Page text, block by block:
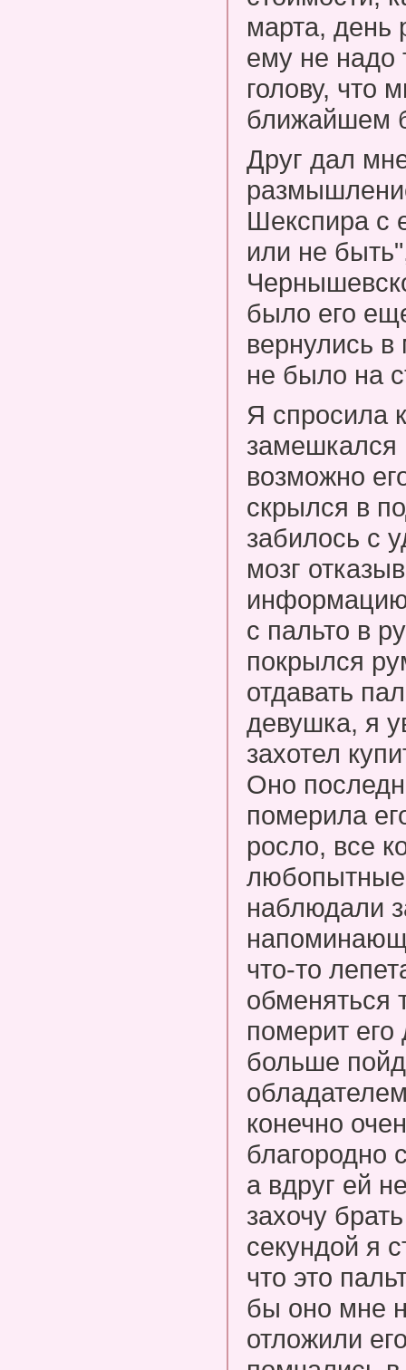
марта, день
ему не надо
голову, что
ближайшем
Друг дал
Шекспира с
или не
было его
вернулись в
не было на
Я спросила
замешкался
возможно
скрылся в
забилось с
мозг
с пальто в
покрылся
отдавать
девушка, я
захотел
Оно
померила
росло, все
любопытные
наблюдали
что-то
обменяться
померит
больше
конечно
благородно
а вдруг ей
захочу
секундой я
что это
бы оно мне
отложили